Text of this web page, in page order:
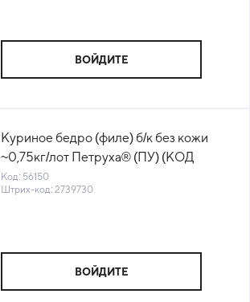
ВОЙДИТЕ
Куриное бедро (филе) б/к без кожи
~0,75кг/лот Петруха® (ПУ) (КОД
56150) (-18°С)
Код: 56150
Штрих-код: 2739730
ВОЙДИТЕ